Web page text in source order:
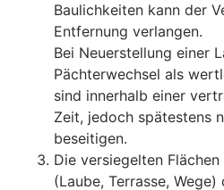
Baulichkeiten kann der
Entfernung verlangen.
Bei Neuerstellung einer
Pächterwechsel als
sind innerhalb einer
Zeit, jedoch spätestens
beseitigen.
Die versiegelten
(Laube, Terrasse,